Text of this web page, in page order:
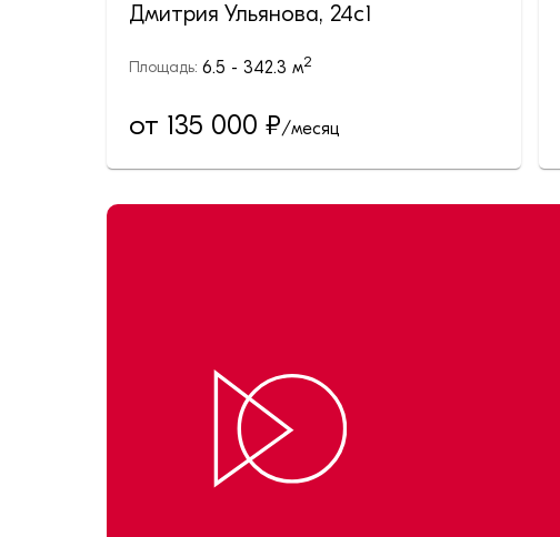
Дмитрия Ульянова, 24с1
Площадь: 6.5 - 342.3 м2
от 135 000 ₽/месяц